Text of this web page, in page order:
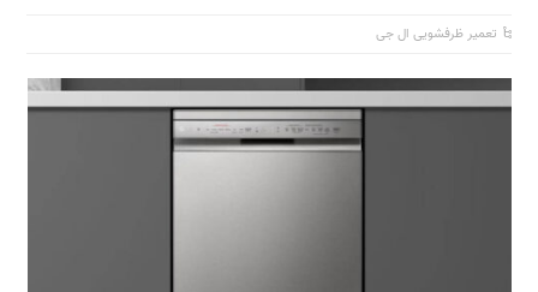
تعمیر ظرفشویی ال جی